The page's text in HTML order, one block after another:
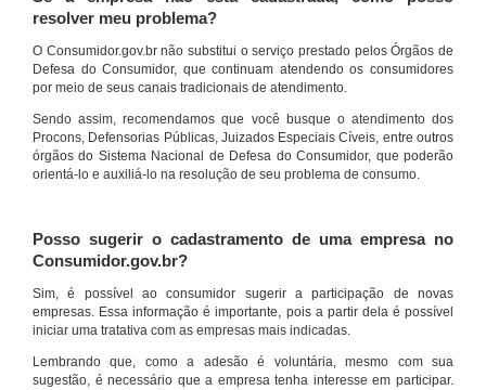
resolver meu problema?
O Consumidor.gov.br não substitui o serviço prestado pelos Órgãos de
Defesa do Consumidor, que continuam atendendo os consumidores
por meio de seus canais tradicionais de atendimento.
Sendo assim, recomendamos que você busque o atendimento dos
Procons, Defensorias Públicas, Juizados Especiais Cíveis, entre outros
órgãos do Sistema Nacional de Defesa do Consumidor, que poderão
orientá-lo e auxiliá-lo na resolução de seu problema de consumo.
Posso sugerir o cadastramento de uma empresa no
Consumidor.gov.br?
Sim, é possível ao consumidor sugerir a participação de novas
empresas. Essa informação é importante, pois a partir dela é possível
iniciar uma tratativa com as empresas mais indicadas.
Lembrando que, como a adesão é voluntária, mesmo com sua
sugestão, é necessário que a empresa tenha interesse em participar.